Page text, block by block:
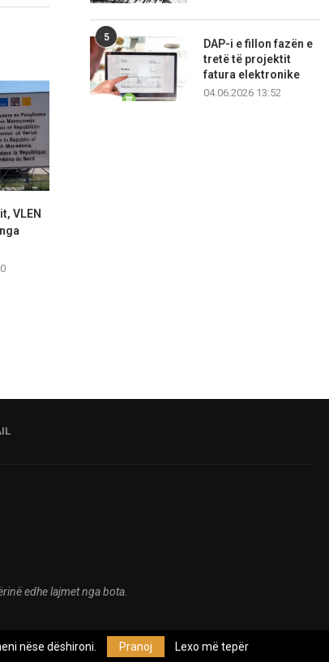
VLEN
5
DAP-i e fillon fazën e
tretë të projektit
fatura elektronike
04.06.2026 13:52
edhe lajmet nga bota.
nëse dëshironi.
Pranoj Lexo më tepër